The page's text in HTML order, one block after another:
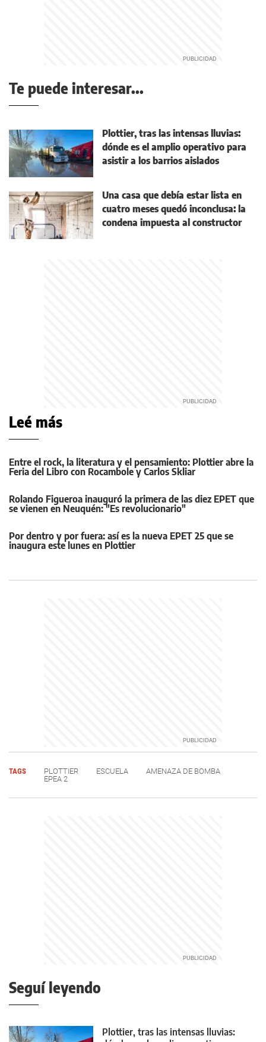
Te puede interesar...
Plottier, tras las intensas lluvias:
dónde es el amplio operativo para
asistir a los barrios aislados
Una casa que debía estar lista en
cuatro meses quedó inconclusa: la
condena impuesta al constructor
Leé más
Entre el rock, la literatura y el pensamiento: Plottier abre la
Feria del Libro con Rocambole y Carlos Skliar
Rolando Figueroa inauguró la primera de las diez EPET que
se vienen en Neuquén: "Es revolucionario"
Por dentro y por fuera: así es la nueva EPET 25 que se
inaugura este lunes en Plottier
TAGS PLOTTIER ESCUELA
AMENAZA DE BOMBA
EPEA 2
Seguí leyendo
Plottier, tras las intensas lluvias: